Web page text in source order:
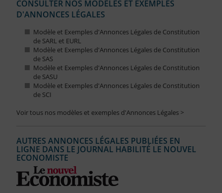
CONSULTER NOS MODÈLES ET EXEMPLES
D'ANNONCES LÉGALES
Modèle et Exemples d'Annonces Légales de Constitution
de SARL et EURL
Modèle et Exemples d'Annonces Légales de Constitution
de SAS
Modèle et Exemples d'Annonces Légales de Constitution
de SASU
Modèle et Exemples d'Annonces Légales de Constitution
de SCI
Voir tous nos modèles et exemples d'Annonces Légales >
AUTRES ANNONCES LÉGALES PUBLIÉES EN
LIGNE DANS LE JOURNAL HABILITÉ LE NOUVEL
ECONOMISTE